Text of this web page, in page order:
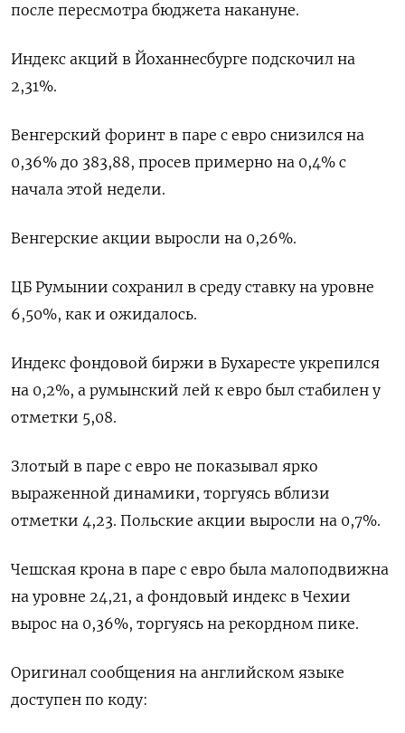
после пересмотра бюджета накануне.
Индекс акций в Йоханнесбурге подскочил на
2,31%.
Венгерский форинт в паре с евро снизился на
0,36% до 383,88, просев примерно на 0,4% с
начала этой недели.
Венгерские акции выросли на 0,26%.
ЦБ Румынии сохранил в среду ставку на уровне
6,50%, как и ожидалось.
Индекс фондовой биржи в Бухаресте укрепился
на 0,2%, а румынский лей к евро был стабилен у
отметки 5,08.
Злотый в паре с евро не показывал ярко
выраженной динамики, торгуясь вблизи
отметки 4,23. Польские акции выросли на 0,7%.
Чешская крона в паре с евро была малоподвижна
на уровне 24,21, а фондовый индекс в Чехии
вырос на 0,36%, торгуясь на рекордном пике.
Оригинал сообщения на английском языке
доступен по коду: